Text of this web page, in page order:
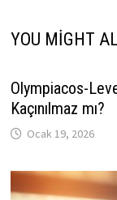
YOU MIGHT
Olympiacos-
Kaçınılmaz mı?
Ocak 19, 2026